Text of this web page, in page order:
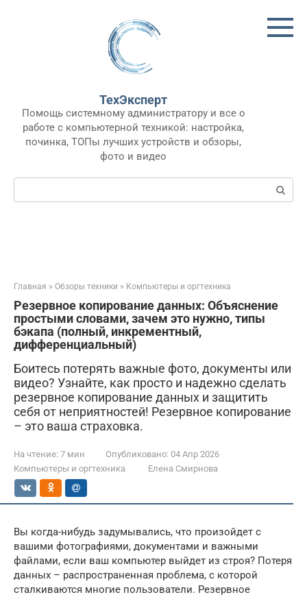
ТехЭксперт
Помощь системному администратору и все о
работе с компьютерной техникой: настройка,
починка, ТОПы лучших устройств и обзоры,
фото и видео
Поиск:
Главная » Обзоры техники » Компьютеры и оргтехника
Резервное копирование данных: Объяснение
простыми словами, зачем это нужно, типы
бэкапа (полный, инкрементный,
дифференциальный)
Боитесь потерять важные фото, документы или
видео? Узнайте, как просто и надежно сделать
резервное копирование данных и защитить
себя от неприятностей! Резервное копирование
– это ваша страховка.
На чтение: 7 мин Опубликовано: 04 Апр 2026
Компьютеры и оргтехника
Елена Смирнова
Вы когда-нибудь задумывались, что произойдет с
вашими фотографиями, документами и важными
файлами, если ваш компьютер выйдет из строя? Потеря
данных – распространенная проблема, с которой
сталкиваются многие пользователи. Резервное